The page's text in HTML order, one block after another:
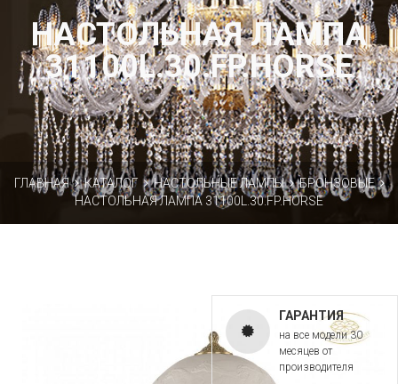
НАСТОЛЬНАЯ ЛАМПА
31100L.30.FP.HORSE
ГЛАВНАЯ КАТАЛОГ НАСТОЛЬНЫЕ ЛАМПЫ
БРОНЗОВЫЕ
НАСТОЛЬНАЯ ЛАМПА 31100L.30.FP.HORSE
ГАРАНТИЯ
на все модели 30
месяцев от
производителя